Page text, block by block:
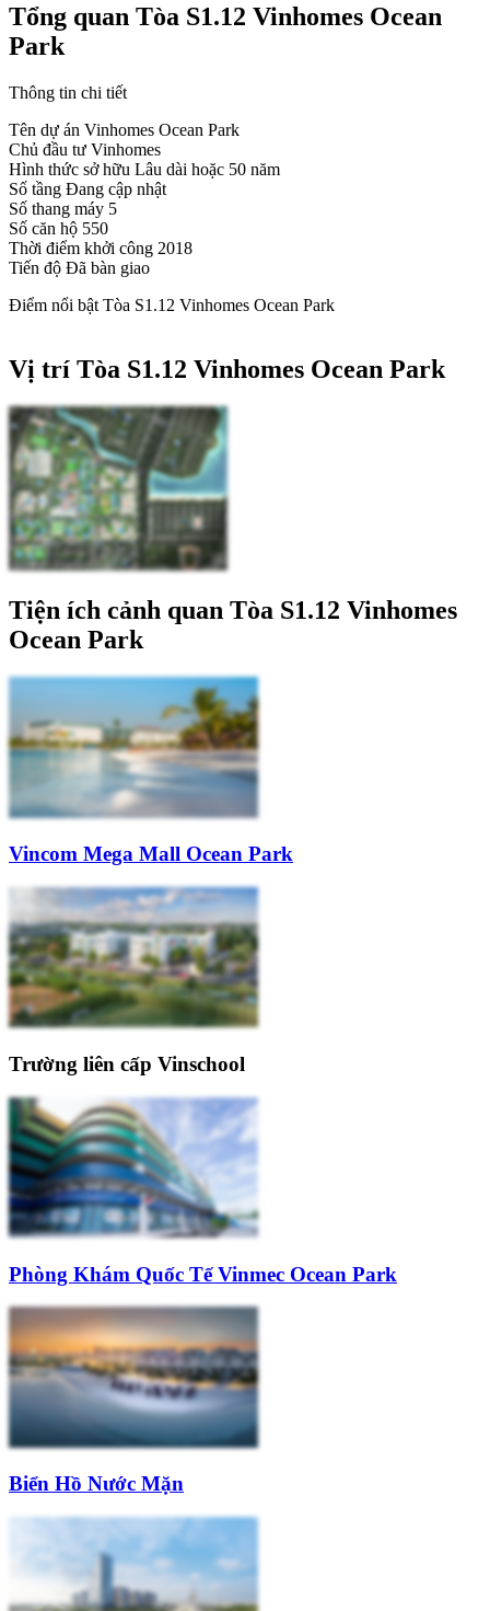
Tổng quan Tòa S1.12 Vinhomes Ocean
Park
Thông tin chi tiết
Tên dự án Vinhomes Ocean Park
Chủ đầu tư Vinhomes
Hình thức sở hữu Lâu dài hoặc 50 năm
Số tầng Đang cập nhật
Số thang máy 5
Số căn hộ 550
Thời điểm khởi công 2018
Tiến độ Đã bàn giao
Điểm nổi bật Tòa S1.12 Vinhomes Ocean Park
Vị trí Tòa S1.12 Vinhomes Ocean Park
Tiện ích cảnh quan Tòa S1.12 Vinhomes
Ocean Park
Vincom Mega Mall Ocean Park
Trường liên cấp Vinschool
Phòng Khám Quốc Tế Vinmec Ocean Park
Biển Hồ Nước Mặn